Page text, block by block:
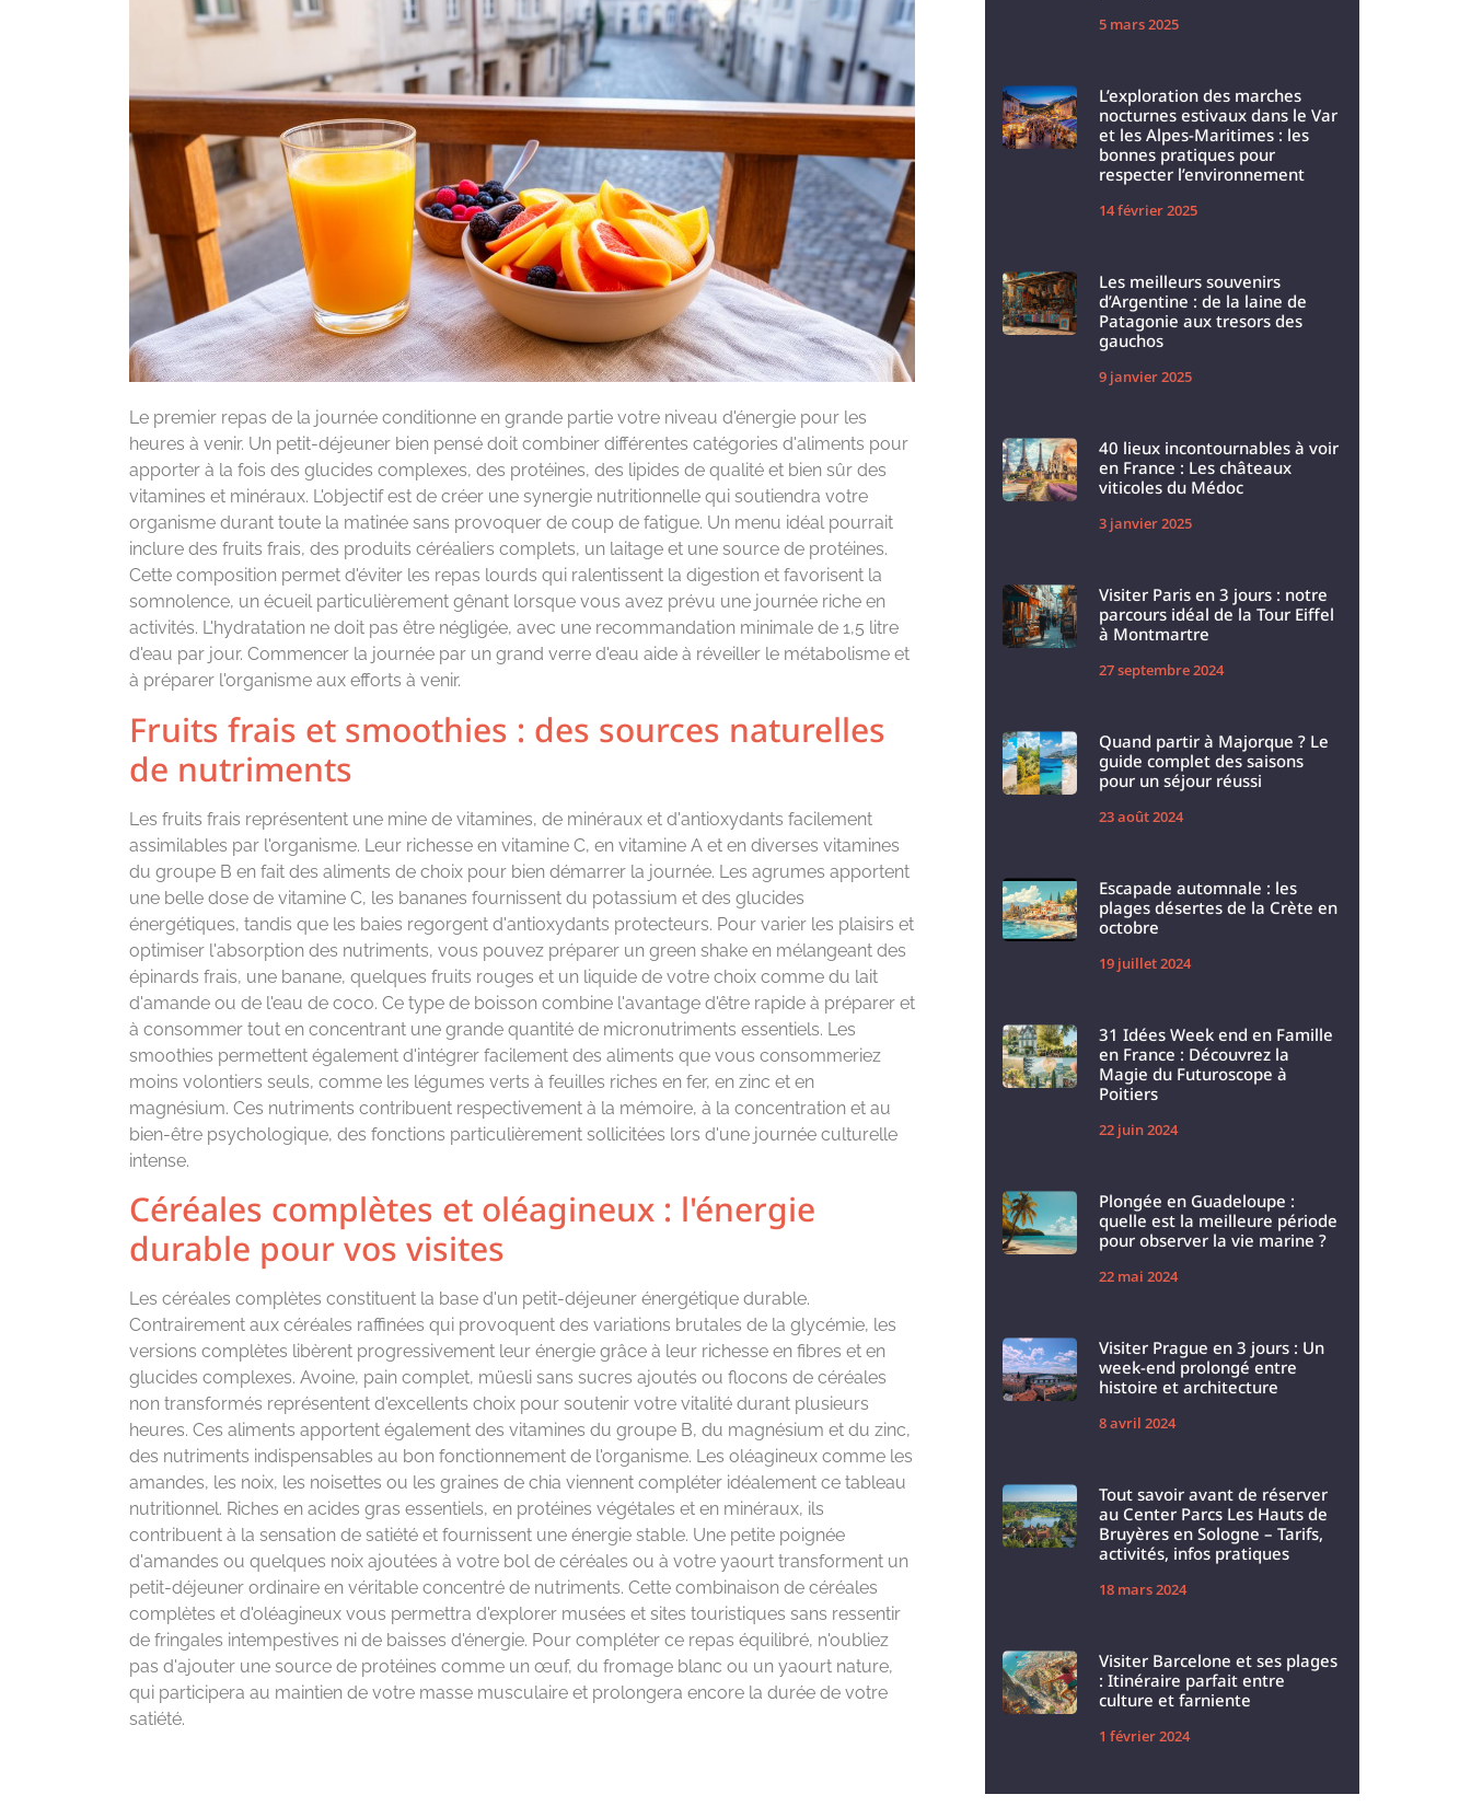
Le premier repas de la journée conditionne en grande partie votre niveau d'énergie pour les
heures à venir. Un petit-déjeuner bien pensé doit combiner différentes catégories d'aliments pour
apporter à la fois des glucides complexes, des protéines, des lipides de qualité et bien sûr des
vitamines et minéraux. L'objectif est de créer une synergie nutritionnelle qui soutiendra votre
organisme durant toute la matinée sans provoquer de coup de fatigue. Un menu idéal pourrait
inclure des fruits frais, des produits céréaliers complets, un laitage et une source de protéines.
Cette composition permet d'éviter les repas lourds qui ralentissent la digestion et favorisent la
somnolence, un écueil particulièrement gênant lorsque vous avez prévu une journée riche en
activités. L'hydratation ne doit pas être négligée, avec une recommandation minimale de 1,5 litre
d'eau par jour. Commencer la journée par un grand verre d'eau aide à réveiller le métabolisme et
à préparer l'organisme aux efforts à venir.
Fruits frais et smoothies : des sources naturelles
de nutriments
Les fruits frais représentent une mine de vitamines, de minéraux et d'antioxydants facilement
assimilables par l'organisme. Leur richesse en vitamine C, en vitamine A et en diverses vitamines
du groupe B en fait des aliments de choix pour bien démarrer la journée. Les agrumes apportent
une belle dose de vitamine C, les bananes fournissent du potassium et des glucides
énergétiques, tandis que les baies regorgent d'antioxydants protecteurs. Pour varier les plaisirs et
optimiser l'absorption des nutriments, vous pouvez préparer un green shake en mélangeant des
épinards frais, une banane, quelques fruits rouges et un liquide de votre choix comme du lait
d'amande ou de l'eau de coco. Ce type de boisson combine l'avantage d'être rapide à préparer et
à consommer tout en concentrant une grande quantité de micronutriments essentiels. Les
smoothies permettent également d'intégrer facilement des aliments que vous consommeriez
moins volontiers seuls, comme les légumes verts à feuilles riches en fer, en zinc et en
magnésium. Ces nutriments contribuent respectivement à la mémoire, à la concentration et au
bien-être psychologique, des fonctions particulièrement sollicitées lors d'une journée culturelle
intense.
Céréales complètes et oléagineux : l'énergie
durable pour vos visites
Les céréales complètes constituent la base d'un petit-déjeuner énergétique durable.
Contrairement aux céréales raffinées qui provoquent des variations brutales de la glycémie, les
versions complètes libèrent progressivement leur énergie grâce à leur richesse en fibres et en
glucides complexes. Avoine, pain complet, müesli sans sucres ajoutés ou flocons de céréales
non transformés représentent d'excellents choix pour soutenir votre vitalité durant plusieurs
heures. Ces aliments apportent également des vitamines du groupe B, du magnésium et du zinc,
des nutriments indispensables au bon fonctionnement de l'organisme. Les oléagineux comme les
amandes, les noix, les noisettes ou les graines de chia viennent compléter idéalement ce tableau
nutritionnel. Riches en acides gras essentiels, en protéines végétales et en minéraux, ils
contribuent à la sensation de satiété et fournissent une énergie stable. Une petite poignée
d'amandes ou quelques noix ajoutées à votre bol de céréales ou à votre yaourt transforment un
petit-déjeuner ordinaire en véritable concentré de nutriments. Cette combinaison de céréales
complètes et d'oléagineux vous permettra d'explorer musées et sites touristiques sans ressentir
de fringales intempestives ni de baisses d'énergie. Pour compléter ce repas équilibré, n'oubliez
pas d'ajouter une source de protéines comme un œuf, du fromage blanc ou un yaourt nature,
qui participera au maintien de votre masse musculaire et prolongera encore la durée de votre
satiété.
5 mars 2025
L’exploration des marches
nocturnes estivaux dans le Var
et les Alpes-Maritimes : les
bonnes pratiques pour
respecter l’environnement
14 février 2025
Les meilleurs souvenirs
d’Argentine : de la laine de
Patagonie aux tresors des
gauchos
9 janvier 2025
40 lieux incontournables à voir
en France : Les châteaux
viticoles du Médoc
3 janvier 2025
Visiter Paris en 3 jours : notre
parcours idéal de la Tour Eiffel
à Montmartre
27 septembre 2024
Quand partir à Majorque ? Le
guide complet des saisons
pour un séjour réussi
23 août 2024
Escapade automnale : les
plages désertes de la Crète en
octobre
19 juillet 2024
31 Idées Week end en Famille
en France : Découvrez la
Magie du Futuroscope à
Poitiers
22 juin 2024
Plongée en Guadeloupe :
quelle est la meilleure période
pour observer la vie marine ?
22 mai 2024
Visiter Prague en 3 jours : Un
week-end prolongé entre
histoire et architecture
8 avril 2024
Tout savoir avant de réserver
au Center Parcs Les Hauts de
Bruyères en Sologne – Tarifs,
activités, infos pratiques
18 mars 2024
Visiter Barcelone et ses plages
: Itinéraire parfait entre
culture et farniente
1 février 2024